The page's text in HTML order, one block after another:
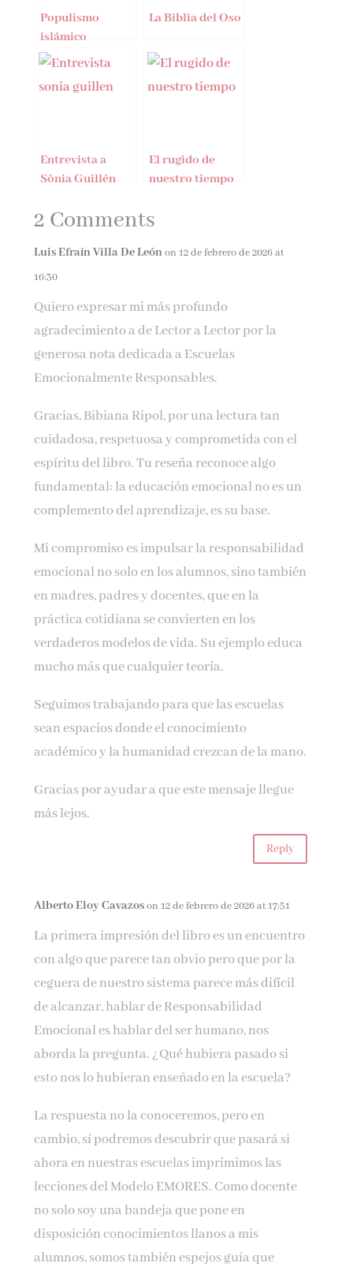
Populismo
islámico
La Biblia del Oso
Entrevista a
Sònia Guillén
El rugido de
nuestro tiempo
2 Comments
Luis Efraín Villa De Leónon 12 de febrero de 2026 at
16:30
Quiero expresar mi más profundo
agradecimiento a de Lector a Lector por la
generosa nota dedicada a Escuelas
Emocionalmente Responsables.
Gracias, Bibiana Ripol, por una lectura tan
cuidadosa, respetuosa y comprometida con el
espíritu del libro. Tu reseña reconoce algo
fundamental: la educación emocional no es un
complemento del aprendizaje, es su base.
Mi compromiso es impulsar la responsabilidad
emocional no solo en los alumnos, sino también
en madres, padres y docentes, que en la
práctica cotidiana se convierten en los
verdaderos modelos de vida. Su ejemplo educa
mucho más que cualquier teoría.
Seguimos trabajando para que las escuelas
sean espacios donde el conocimiento
académico y la humanidad crezcan de la mano.
Gracias por ayudar a que este mensaje llegue
más lejos.
Reply
Alberto Eloy Cavazoson 12 de febrero de 2026 at 17:51
La primera impresión del libro es un encuentro
con algo que parece tan obvio pero que por la
ceguera de nuestro sistema parece más difícil
de alcanzar, hablar de Responsabilidad
Emocional es hablar del ser humano, nos
aborda la pregunta. ¿Qué hubiera pasado si
esto nos lo hubieran enseñado en la escuela?
La respuesta no la conoceremos, pero en
cambio, sí podremos descubrir que pasará si
ahora en nuestras escuelas imprimimos las
lecciones del Modelo EMORES. Como docente
no solo soy una bandeja que pone en
disposición conocimientos llanos a mis
alumnos, somos también espejos guía que